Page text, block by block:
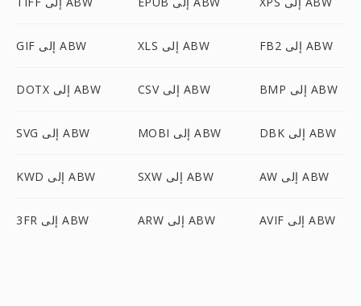
GIF إلى ABW XLS إلى ABW FB2 إلى ABW
DOTX إلى ABW CSV إلى ABW BMP إلى ABW
SVG إلى ABW MOBI إلى ABW DBK إلى ABW
KWD إلى ABW SXW إلى ABW AW إلى ABW
3FR إلى ABW ARW إلى ABW AVIF إلى ABW